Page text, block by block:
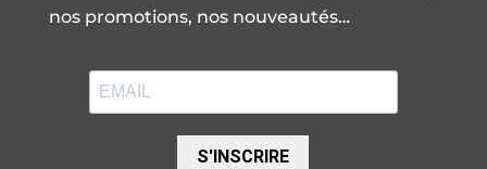
nos promotions, nos nouveautés…
S'INSCRIRE